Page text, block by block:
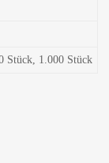
Stück, 1.000 Stück